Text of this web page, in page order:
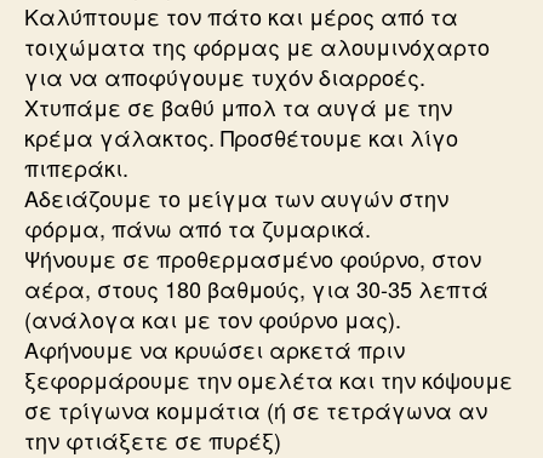
Καλύπτουμε τον πάτο και μέρος από τα
τοιχώματα της φόρμας με αλουμινόχαρτο
για να αποφύγουμε τυχόν διαρροές.
Χτυπάμε σε βαθύ μπολ τα αυγά με την
κρέμα γάλακτος. Προσθέτουμε και λίγο
πιπεράκι.
Αδειάζουμε το μείγμα των αυγών στην
φόρμα, πάνω από τα ζυμαρικά.
Ψήνουμε σε προθερμασμένο φούρνο, στον
αέρα, στους 180 βαθμούς, για 30-35 λεπτά
(ανάλογα και με τον φούρνο μας).
Αφήνουμε να κρυώσει αρκετά πριν
ξεφορμάρουμε την ομελέτα και την κόψουμε
σε τρίγωνα κομμάτια (ή σε τετράγωνα αν
την φτιάξετε σε πυρέξ)